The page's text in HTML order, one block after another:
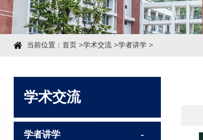
当前位置： 首页>学术交流>学者讲学>
学术交流
学者讲学